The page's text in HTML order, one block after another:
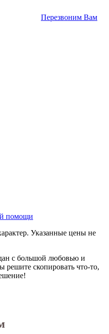
Перезвоним Вам
помощи
Указанные цены не
с большой любовью и
скопировать что-то,